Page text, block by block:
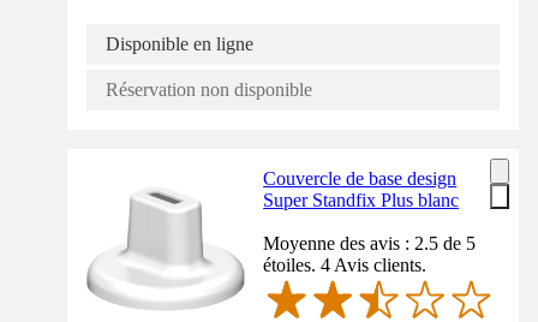
Disponible en ligne
Réservation non disponible
Couvercle de base design
Super Standfix Plus blanc
Moyenne des avis : 2.5 de 5
étoiles. 4 Avis clients.